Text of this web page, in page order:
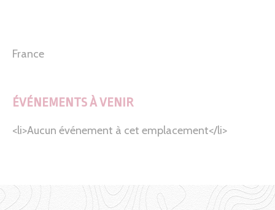
France
ÉVÉNEMENTS À VENIR
<li>Aucun événement à cet emplacement</li>